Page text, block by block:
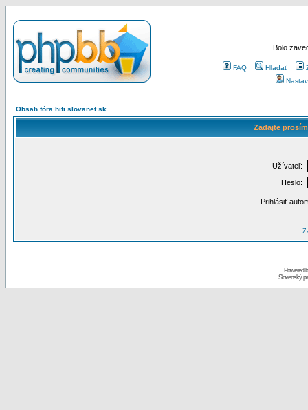
Bolo
FAQ Hľadať
Obsah fóra hifi.slovanet.sk
Zadajte
Užívateľ:
Heslo:
Prihlásiť
Powered
Slovenský